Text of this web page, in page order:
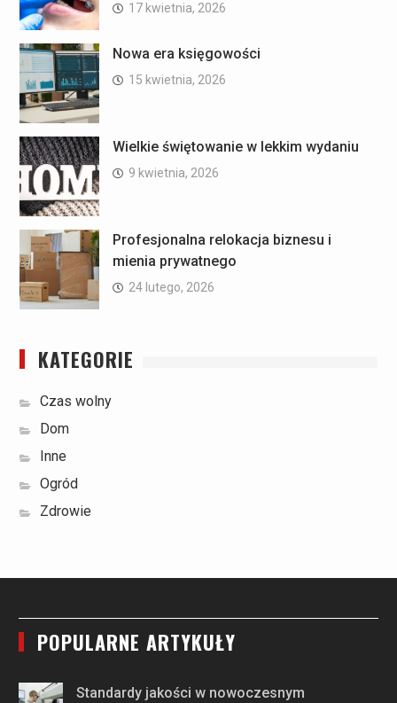
17 kwietnia, 2026
Nowa era księgowości
15 kwietnia, 2026
Wielkie świętowanie w lekkim wydaniu
9 kwietnia, 2026
Profesjonalna relokacja biznesu i
mienia prywatnego
24 lutego, 2026
KATEGORIE
Czas wolny
Dom
Inne
Ogród
Zdrowie
POPULARNE ARTYKUŁY
Standardy jakości w nowoczesnym